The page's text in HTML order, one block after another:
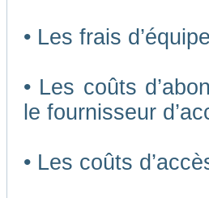
• Les frais
• Les coûts
le fournisseur
• Les coûts